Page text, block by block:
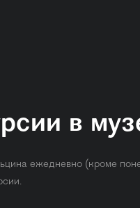
в
ежедневно (кроме